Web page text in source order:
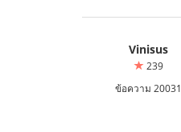
Vinisus
239
ข้อความ 20031